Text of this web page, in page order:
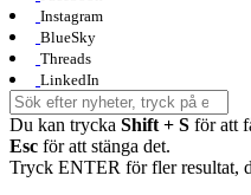
Instagram
BlueSky
Threads
LinkedIn
Du kan trycka Shift + S för att
Esc för att stänga det.
Tryck ENTER för fler resultat,